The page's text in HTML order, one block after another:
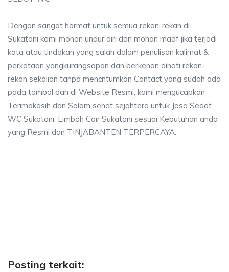
Dengan sangat hormat untuk semua rekan-rekan di
Sukatani kami mohon undur diri dan mohon maaf jika terjadi
kata atau tindakan yang salah dalam penulisan kalimat &
perkataan yangkurangsopan dan berkenan dihati rekan-
rekan sekalian tanpa mencntumkan Contact yang sudah ada
pada tombol dan di Website Resmi, kami mengucapkan
Terimakasih dan Salam sehat sejahtera untuk Jasa Sedot
WC Sukatani, Limbah Cair Sukatani sesuai Kebutuhan anda
yang Resmi dan TINJABANTEN TERPERCAYA.
Posting terkait: